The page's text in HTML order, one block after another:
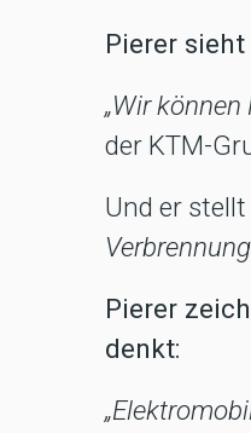
Pierer
„Wir
der KTM-
Und er stellt
Pierer
denkt: